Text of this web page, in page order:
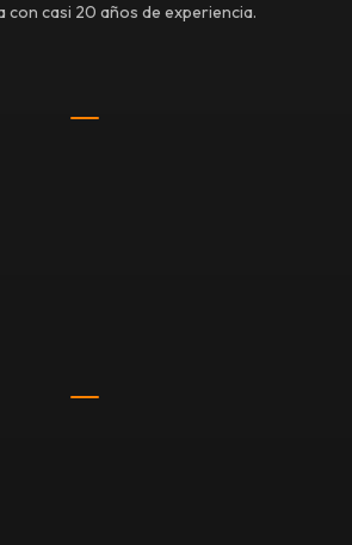
con casi 20 años de experiencia.